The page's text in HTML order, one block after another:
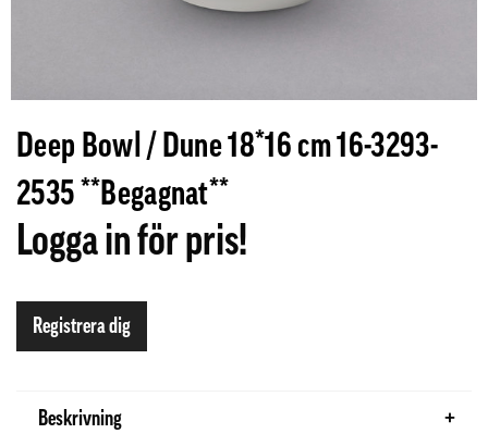
Deep Bowl / Dune 18*16 cm 16-3293-
2535 **Begagnat**
Logga in för pris!
Registrera dig
Beskrivning